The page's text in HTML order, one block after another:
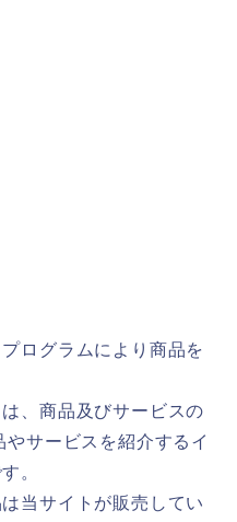
ログラムにより商品を
、商品及びサービスの
サービスを紹介するイ
。
当サイトが販売してい